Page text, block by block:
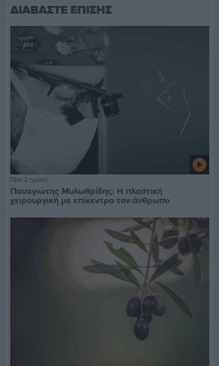
ΔΙΑΒΑΣΤΕ ΕΠΙΣΗΣ
Πριν 2 ημέρες
Παναγιώτης Μυλωθρίδης: Η πλαστική
χειρουργική με επίκεντρο τον άνθρωπο